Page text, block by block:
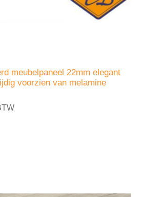
meubelpaneel 22mm elegant
voorzien van melamine